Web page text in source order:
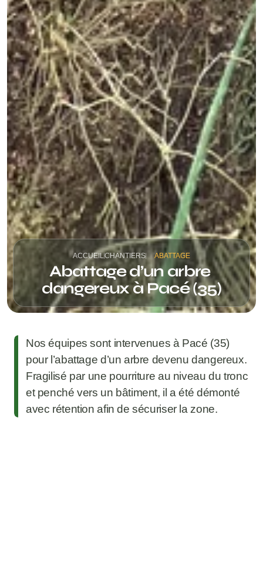
ACCUEILCHANTIERS ABATTAGE
Abattage d’un arbre
dangereux à Pacé (35)
Nos équipes sont intervenues à Pacé (35)
pour l’abattage d’un arbre devenu dangereux.
Fragilisé par une pourriture au niveau du tronc
et penché vers un bâtiment, il a été démonté
avec rétention afin de sécuriser la zone.